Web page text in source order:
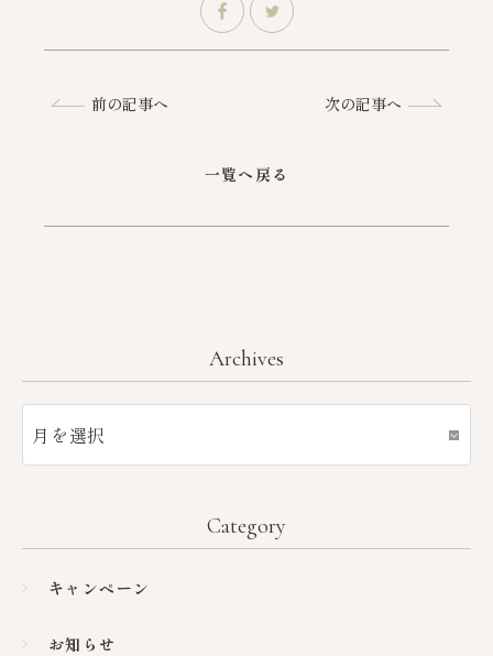
前の記事へ 次の記事へ
一覧へ戻る
Archives
Category
キャンペーン
お知らせ